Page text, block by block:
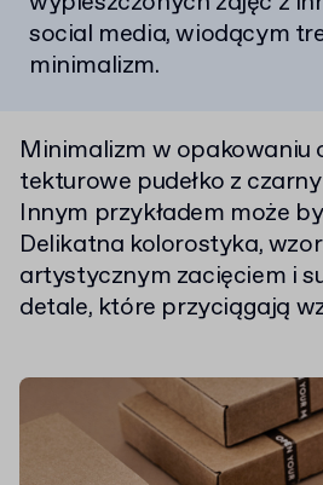
social media, wiodącym
minimalizm.
Minimalizm w opakowaniu
tekturowe pudełko z
Innym przykładem może
Delikatna kolorostyka,
artystycznym zacięciem i
detale, które przyciągają